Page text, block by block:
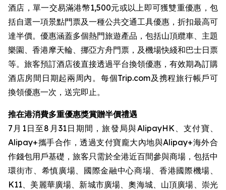
酒店，單一交易滿港幣1,500元或以上即可獲雙重優惠，包
括自選一項景點門票及一種公共交通工具優惠，折扣最高可
達半價。優惠涵蓋多個熱門旅遊產品，包括山頂纜車、主題
樂園、香港摩天輪、挪亞方舟門票，及機場快綫和巴士日票
等。旅客預訂酒店後直接透過平台換領優惠，有效期為訂購
酒店房間日期起兩周內。每個Trip.com及携程旅行帳戶可
換領優惠一次，送完即止。
推在港消費多重優惠獎賞贈半價禮遇
7月1日至8月31日期間，旅發局與AlipayHK、支付寶、
Alipay+攜手合作，透過支付寶龐大內地與Alipay+海外合
作錢包用戶基礎，旅客只需於全港近百間參與商場，包括中
環街市、希慎廣場、國際金融中心商場、香港國際機場、
K11、美麗華廣場、新城市廣場、奧海城、山頂廣場、崇光